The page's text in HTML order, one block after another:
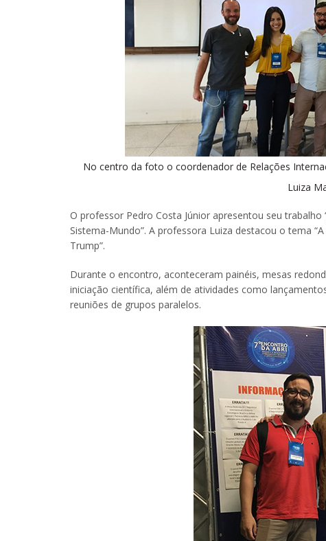
No centro da foto o coordenador de Relações
Luiza
O professor Pedro Costa Júnior apresentou seu trabalho
Sistema-Mundo”. A professora Luiza destacou o tema
Trump”.
Durante o encontro, aconteceram painéis, mesas
iniciação científica, além de atividades como
reuniões de grupos paralelos.